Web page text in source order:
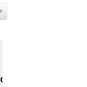
Table of Content